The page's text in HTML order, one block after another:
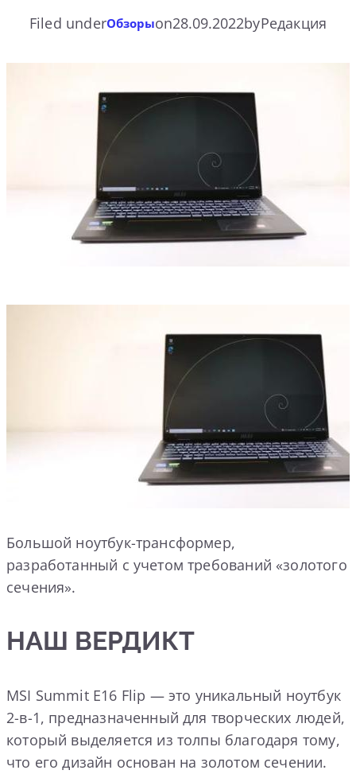
Filed underОбзорыon28.09.2022byРедакция
Большой ноутбук-трансформер,
разработанный с учетом требований «золотого
сечения».
НАШ ВЕРДИКТ
MSI Summit E16 Flip — это уникальный ноутбук
2-в-1, предназначенный для творческих людей,
который выделяется из толпы благодаря тому,
что его дизайн основан на золотом сечении.